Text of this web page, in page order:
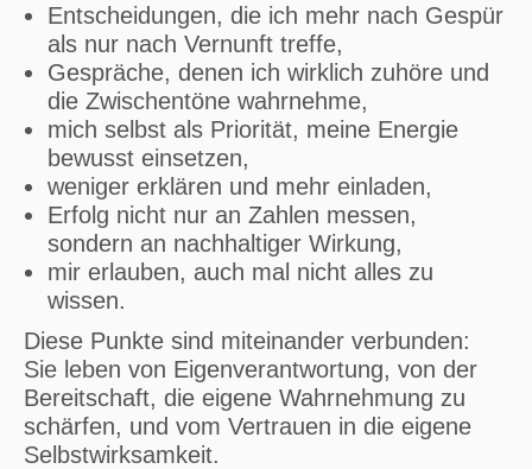
Entscheidungen, die ich mehr nach Gespür
als nur nach Vernunft treffe,
Gespräche, denen ich wirklich zuhöre und
die Zwischentöne wahrnehme,
mich selbst als Priorität, meine Energie
bewusst einsetzen,
weniger erklären und mehr einladen,
Erfolg nicht nur an Zahlen messen,
sondern an nachhaltiger Wirkung,
mir erlauben, auch mal nicht alles zu
wissen.
Diese Punkte sind miteinander verbunden:
Sie leben von Eigenverantwortung, von der
Bereitschaft, die eigene Wahrnehmung zu
schärfen, und vom Vertrauen in die eigene
Selbstwirksamkeit.